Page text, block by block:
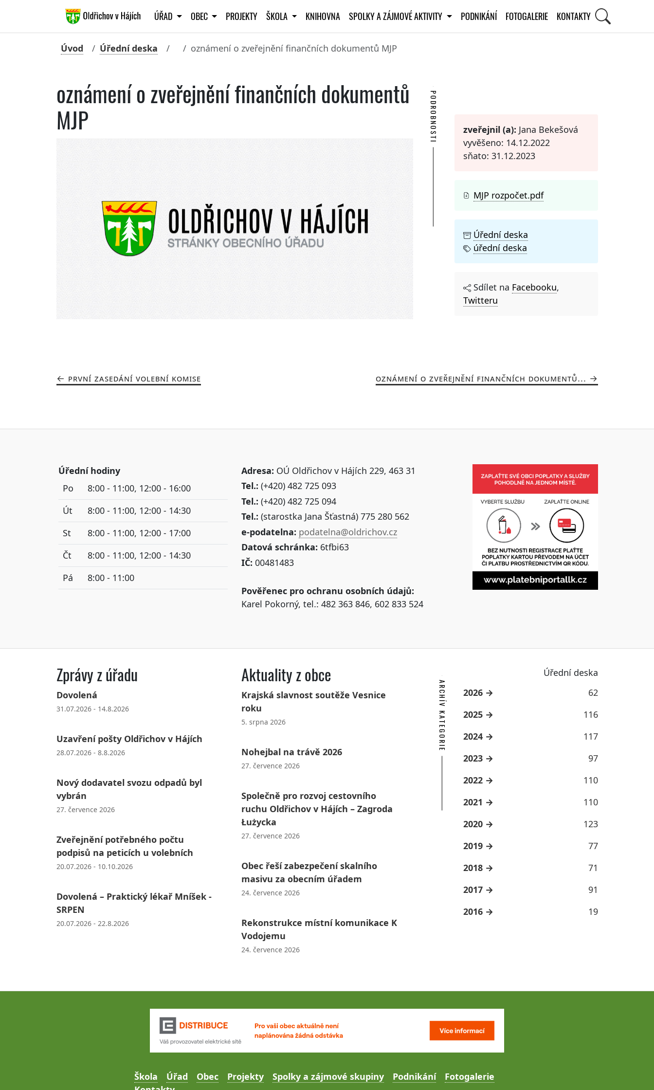
ÚŘAD OBEC PROJEKTY ŠKOLA KNIHOVNA SPOLKY A ZÁJMOVÉ AKTIVITY PODNIKÁNÍ FOTOGALERIE KONTAKTY
Úvod Úřední deska oznámení o zveřejnění finančních dokumentů MJP
oznámení o zveřejnění finančních dokumentů
MJP
PODROBNOSTI zveřejnil (a): Jana Bekešová
vyvěšeno: 14.12.2022
sňato: 31.12.2023
MJP rozpočet.pdf
Úřední deska
úřední deska
Sdílet na Facebooku,
Twitteru
PRVNÍ ZASEDÁNÍ VOLEBNÍ KOMISE OZNÁMENÍ O ZVEŘEJNĚNÍ FINANČNÍCH DOKUMENTŮ...
Úřední hodiny
Po
8:00 - 11:00, 12:00 - 16:00
Út
8:00 - 11:00, 12:00 - 14:30
St
8:00 - 11:00, 12:00 - 17:00
Čt
8:00 - 11:00, 12:00 - 14:30
Pá
8:00 - 11:00
Adresa: OÚ Oldřichov v Hájích 229, 463 31
Tel.: (+420) 482 725 093
Tel.: (+420) 482 725 094
Tel.: (starostka Jana Šťastná) 775 280 562
e-podatelna: podatelna@oldrichov.cz
Datová schránka: 6tfbi63
IČ: 00481483
Pověřenec pro ochranu osobních údajů:
Karel Pokorný, tel.: 482 363 846, 602 833 524
Zprávy z úřadu
Dovolená
31.07.2026 - 14.8.2026
Uzavření pošty Oldřichov v Hájích
28.07.2026 - 8.8.2026
Nový dodavatel svozu odpadů byl
vybrán
27. července 2026
Zveřejnění potřebného počtu
podpisů na peticích u volebních
20.07.2026 - 10.10.2026
Dovolená – Praktický lékař Mníšek -
SRPEN
20.07.2026 - 22.8.2026
Aktuality z obce
Krajská slavnost soutěže Vesnice
roku
5. srpna 2026
Nohejbal na trávě 2026
27. července 2026
Společně pro rozvoj cestovního
ruchu Oldřichov v Hájích – Zagroda
Łużycka
27. července 2026
Obec řeší zabezpečení skalního
masivu za obecním úřadem
24. července 2026
Rekonstrukce místní komunikace K
Vodojemu
24. července 2026
Úřední deska
ARCHÍV KATEGORIE 2026
62
2025
116
2024
117
2023
97
2022
110
2021
110
2020
123
2019
77
2018
71
2017
91
2016
19
Škola Úřad Obec Projekty Spolky a zájmové skupiny Podnikání
Fotogalerie